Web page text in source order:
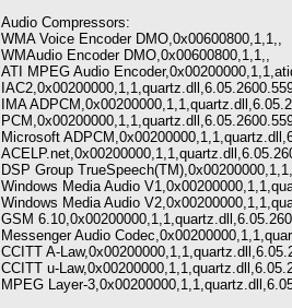
Audio Compressors:
WMA Voice Encoder DMO,0x00600800,1,1,,
WMAudio Encoder DMO,0x00600800,1,1,,
ATI MPEG Audio
IMA
Microsoft
DSP Group
Windows Media Audio
Windows Media Audio
GSM
Messenger Audio
CCITT A-
CCITT u-
MPEG Layer-